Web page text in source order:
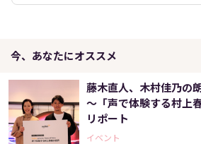
今、あなたにオススメ
藤木直人、木村佳乃の
～「声で体験する村上
リポート
イベント